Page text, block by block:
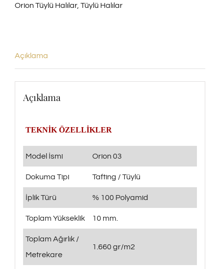
Orion Tüylü Halılar, Tüylü Halılar
Açıklama
Açıklama
TEKNİK ÖZELLİKLER
Model İsmi Orion 03
Dokuma Tipi Tafting / Tüylü
İplik Türü % 100 Polyamid
Toplam Yükseklik 10 mm.
Toplam Ağırlık /
Metrekare
1.660 gr/m2